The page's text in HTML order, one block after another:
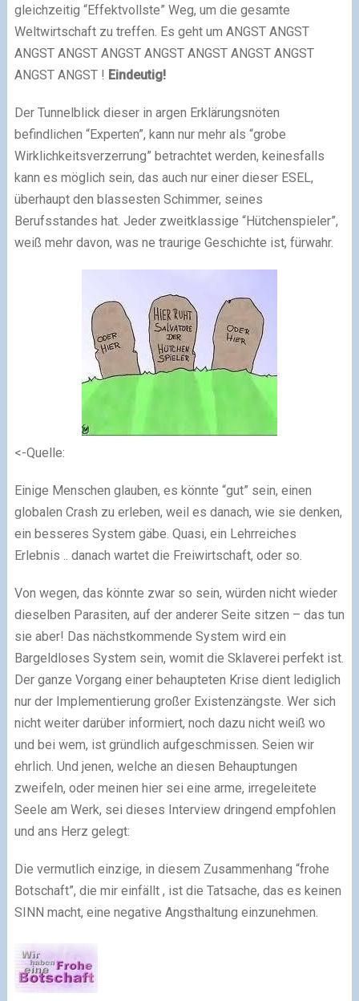
gleichzeitig “Effektvollste” Weg, um die gesamte
Weltwirtschaft zu treffen. Es geht um ANGST ANGST
ANGST ANGST ANGST ANGST ANGST ANGST ANGST
ANGST ANGST ! Eindeutig!
Der Tunnelblick dieser in argen Erklärungsnöten
befindlichen “Experten”, kann nur mehr als “grobe
Wirklichkeitsverzerrung” betrachtet werden, keinesfalls
kann es möglich sein, das auch nur einer dieser ESEL,
überhaupt den blassesten Schimmer, seines
Berufsstandes hat. Jeder zweitklassige “Hütchenspieler”,
weiß mehr davon, was ne traurige Geschichte ist, fürwahr.
<-Quelle:
Einige Menschen glauben, es könnte “gut” sein, einen
globalen Crash zu erleben, weil es danach, wie sie denken,
ein besseres System gäbe. Quasi, ein Lehrreiches
Erlebnis .. danach wartet die Freiwirtschaft, oder so.
Von wegen, das könnte zwar so sein, würden nicht wieder
dieselben Parasiten, auf der anderer Seite sitzen – das tun
sie aber! Das nächstkommende System wird ein
Bargeldloses System sein, womit die Sklaverei perfekt ist.
Der ganze Vorgang einer behaupteten Krise dient lediglich
nur der Implementierung großer Existenzängste. Wer sich
nicht weiter darüber informiert, noch dazu nicht weiß wo
und bei wem, ist gründlich aufgeschmissen. Seien wir
ehrlich. Und jenen, welche an diesen Behauptungen
zweifeln, oder meinen hier sei eine arme, irregeleitete
Seele am Werk, sei dieses Interview dringend empfohlen
und ans Herz gelegt:
Die vermutlich einzige, in diesem Zusammenhang “frohe
Botschaft”, die mir einfällt , ist die Tatsache, das es keinen
SINN macht, eine negative Angsthaltung einzunehmen.